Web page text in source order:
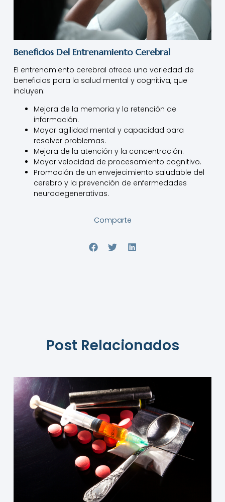
Beneficios Del Entrenamiento Cerebral
El entrenamiento cerebral ofrece una variedad de
beneficios para la salud mental y cognitiva, que
incluyen:
Mejora de la memoria y la retención de
información.
Mayor agilidad mental y capacidad para
resolver problemas.
Mejora de la atención y la concentración.
Mayor velocidad de procesamiento cognitivo.
Promoción de un envejecimiento saludable del
cerebro y la prevención de enfermedades
neurodegenerativas.
Comparte
Post Relacionados